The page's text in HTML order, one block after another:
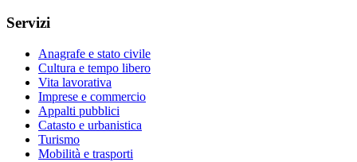
Servizi
Anagrafe e stato civile
Cultura e tempo libero
Vita lavorativa
Imprese e commercio
Appalti pubblici
Catasto e urbanistica
Turismo
Mobilità e trasporti